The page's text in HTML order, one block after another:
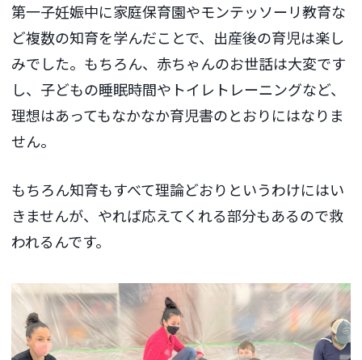
第一子妊娠中に家庭保育園やモンテッソーリ教育な
ど複数の知育を学んだことで、出産後の育児は楽し
みでした。もちろん、赤ちゃんのお世話は大変です
し、子どもの睡眠時間やトイレトレーニングなど、
理想はあってもなかなか育児書のとおりにはなりま
せん。
もちろん知育もすべて理論どおりというわけにはい
きませんが、やれば応えてくれる部分もあるので救
われるんです。